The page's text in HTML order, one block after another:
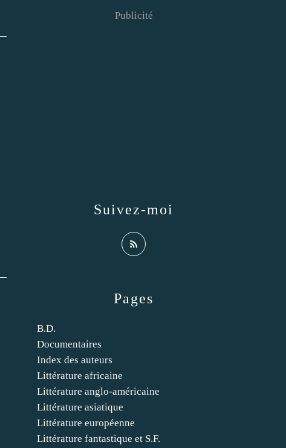
Pages
B.D.
Documentaires
Index des auteurs
Littérature africaine
Littérature anglo-américaine
Littérature asiatique
Littérature européenne
Littérature fantastique et S.F.
Suivez-moi
Publicité